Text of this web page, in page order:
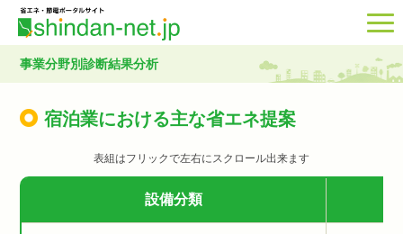
事業分野別診断結果分析
宿泊業における主な省エネ提案
設備分類